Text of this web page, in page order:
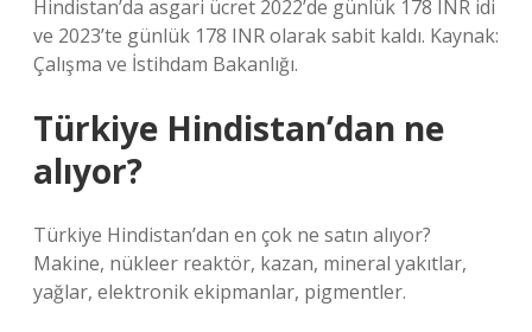
Hindistan’da asgari ücret 2022’de günlük 178 INR idi
ve 2023’te günlük 178 INR olarak sabit kaldı. Kaynak:
Çalışma ve İstihdam Bakanlığı.
Türkiye Hindistan’dan ne
alıyor?
Türkiye Hindistan’dan en çok ne satın alıyor?
Makine, nükleer reaktör, kazan, mineral yakıtlar,
yağlar, elektronik ekipmanlar, pigmentler.